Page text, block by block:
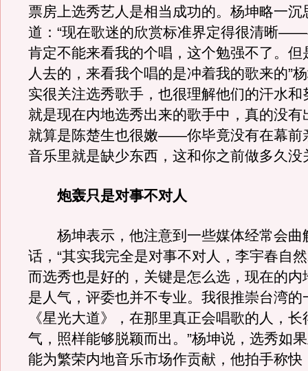
票房上选秀艺人是相当成功的。杨坤略一沉
道：“现在歌迷的欣赏标准界定得很清晰
肯定不能来看我的个唱，这个勉强不了。但
人去的，来看我个唱的是冲着我的歌来的”
实很关注选秀歌手，也很理解他们的汗水和
就是现在内地选秀出来的歌手中，真的没有
就算是陈楚生也很嫩——你毕竟没有在幕前
音乐里就是缺少东西，这和你之前做多久没
炮轰只是对事不对人
杨坤表示，他注意到一些媒体经常会曲
话，“其实我完全是对事不对人，李宇春自
而选秀也是好的，关键是怎么选，现在的内
是人气，评委也并不专业。我很推崇台湾的
《星光大道》，在那里真正会唱歌的人，
气，照样能够脱颖而出。”杨坤说，选秀如
能为繁荣内地音乐市场作贡献，他拍手称快